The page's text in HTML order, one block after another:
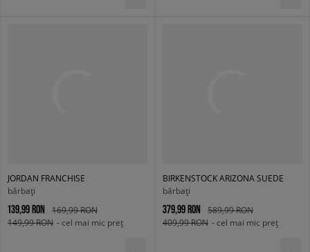
JORDAN FRANCHISE
bărbați
139,99 RON
169,99 RON
149,99 RON - cel mai mic preț
BIRKENSTOCK ARIZONA SUEDE
bărbați
379,99 RON
589,99 RON
409,99 RON - cel mai mic preț